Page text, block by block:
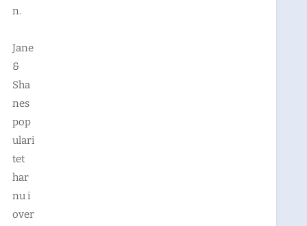
n.
Jane
&
Sha
nes
pop
ulari
tet
har
nu i
over